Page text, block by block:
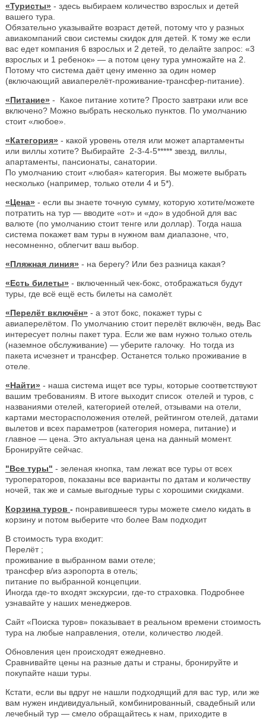
«Туристы» - здесь выбираем количество взрослых и детей
вашего тура.
Обязательно указывайте возраст детей, потому что у разных
авиакомпаний свои системы скидок для детей. К тому же если
вас едет компания 6 взрослых и 2 детей, то делайте запрос: «3
взрослых и 1 ребенок» — а потом цену тура умножайте на 2.
Потому что система даёт цену именно за один номер
(включающий авиаперелёт-проживание-трансфер-питание).
«Питание» - Какое питание хотите? Просто завтраки или все
включено? Можно выбрать несколько пунктов. По умолчанию
стоит «любое».
«Категория» - какой уровень отеля или может апартаменты
или виллы хотите? Выбирайте 2-3-4-5***** звезд, виллы,
апартаменты, пансионаты, санатории.
По умолчанию стоит «любая» категория. Вы можете выбрать
несколько (например, только отели 4 и 5*).
«Цена» - если вы знаете точную сумму, которую хотите/можете
потратить на тур — вводите «от» и «до» в удобной для вас
валюте (по умолчанию стоит тенге или доллар). Тогда наша
система покажет вам туры в нужном вам диапазоне, что,
несомненно, облегчит ваш выбор.
«Пляжная линия» - на берегу? Или без разница какая?
«Есть билеты» - включенный чек-бокс, отображаться будут
туры, где всё ещё есть билеты на самолёт.
«Перелёт включён» - а этот бокс, покажет туры с
авиаперелётом. По умолчанию стоит перелёт включён, ведь Вас
интересует полны пакет тура. Если же вам нужно только отель
(наземное обслуживание) — уберите галочку. Но тогда из
пакета исчезнет и трансфер. Останется только проживание в
отеле.
«Найти» - наша система ищет все туры, которые соответствуют
вашим требованиям. В итоге выходит список отелей и туров, с
названиями отелей, категорией отелей, отзывами на отели,
картами месторасположения отелей, рейтингом отелей, датами
вылетов и всех параметров (категория номера, питание) и
главное — цена. Это актуальная цена на данный момент.
Бронируйте сейчас.
"Все туры" - зеленая кнопка, там лежат все туры от всех
туроператоров, показаны все варианты по датам и количеству
ночей, так же и самые выгодные туры с хорошими скидками.
Корзина туров - понравившееся туры можете смело кидать в
корзину и потом выберите что более Вам подходит
В стоимость тура входит:
Перелёт ;
проживание в выбранном вами отеле;
трансфер в/из аэропорта в отель;
питание по выбранной концепции.
Иногда где-то входят экскурсии, где-то страховка. Подробнее
узнавайте у наших менеджеров.
Сайт «Поиска туров» показывает в реальном времени стоимость
тура на любые направления, отели, количество людей.
Обновления цен происходят ежедневно.
Сравнивайте цены на разные даты и страны, бронируйте и
покупайте наши туры.
Кстати, если вы вдруг не нашли подходящий для вас тур, или же
вам нужен индивидуальный, комбинированный, свадебный или
лечебный тур — смело обращайтесь к нам, приходите в